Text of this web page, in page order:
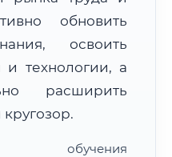
ФИС ФРДО
и просмотра
обновить
освоить
технологии, а
расширить
обучения